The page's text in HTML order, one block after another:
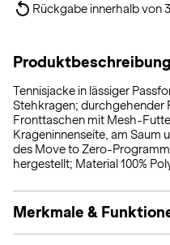
Rückgabe innerhalb von
Produktbeschreibung
Tennisjacke in lässiger
Stehkragen; durchgehender
Fronttaschen mit Mesh-
Krageninnenseite, am Saum
des Move to Zero-
hergestellt; Material 100%
Merkmale &